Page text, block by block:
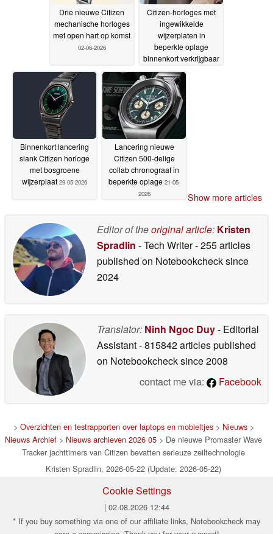
Drie nieuwe Citizen
mechanische horloges
met open hart op komst
02-06-2026
Citizen-horloges met
ingewikkelde
wijzerplaten in
beperkte oplage
binnenkort verkrijgbaar
29-05-2026
Binnenkort lancering
slank Citizen horloge
met bosgroene
wijzerplaat 29-05-2026
Lancering nieuwe
Citizen 500-delige
collab chronograaf in
beperkte oplage 21-05-
2026
Show more articles
Editor of theoriginal article: Kristen
Spradlin - Tech Writer- 255 articles
published on Notebookchecksince
2024
Translator: Ninh Ngoc Duy- Editorial
Assistant- 815842 articles published
on Notebookchecksince 2008
contact me via:
Facebook
> Overzichten en testrapporten over laptops en mobieltjes> Nieuws>
Nieuws Archief > Nieuws archieven 2026 05 > De nieuwe Promaster Wave
Tracker jachttimers van Citizen bevatten serieuze zeiltechnologie
Kristen Spradlin, 2026-05-22 (Update: 2026-05-22)
Cookie Settings
| 02.08.2026 12:44
* If you buy something via one of our affiliate links, Notebookcheck may